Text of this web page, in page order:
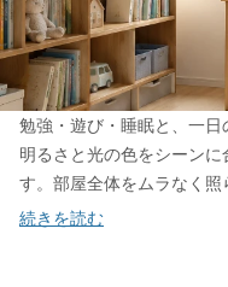
勉強・遊び・睡眠と、一日
明るさと光の色をシーン
す。部屋全体をムラなく
ト、手元をくっきり照らし